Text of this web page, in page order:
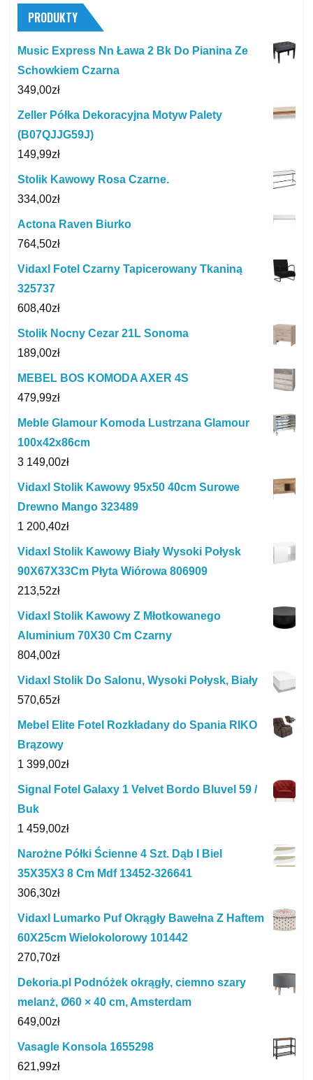
PRODUKTY
Music Express Nn Ława 2 Bk Do Pianina Ze
Schowkiem Czarna
349,00zł
Zeller Półka Dekoracyjna Motyw Palety
(B07QJJG59J)
149,99zł
Stolik Kawowy Rosa Czarne.
334,00zł
Actona Raven Biurko
764,50zł
Vidaxl Fotel Czarny Tapicerowany Tkaniną
325737
608,40zł
Stolik Nocny Cezar 21L Sonoma
189,00zł
MEBEL BOS KOMODA AXER 4S
479,99zł
Meble Glamour Komoda Lustrzana Glamour
100x42x86cm
3 149,00zł
Vidaxl Stolik Kawowy 95x50 40cm Surowe
Drewno Mango 323489
1 200,40zł
Vidaxl Stolik Kawowy Biały Wysoki Połysk
90X67X33Cm Płyta Wiórowa 806909
213,52zł
Vidaxl Stolik Kawowy Z Młotkowanego
Aluminium 70X30 Cm Czarny
804,00zł
Vidaxl Stolik Do Salonu, Wysoki Połysk, Biały
570,65zł
Mebel Elite Fotel Rozkładany do Spania RIKO
Brązowy
1 399,00zł
Signal Fotel Galaxy 1 Velvet Bordo Bluvel 59 /
Buk
1 459,00zł
Narożne Półki Ścienne 4 Szt. Dąb I Biel
35X35X3 8 Cm Mdf 13452-326641
306,30zł
Vidaxl Lumarko Puf Okrągły Bawełna Z Haftem
60X25cm Wielokolorowy 101442
270,70zł
Dekoria.pl Podnóżek okrągły, ciemno szary
melanż, Ø60 × 40 cm, Amsterdam
649,00zł
Vasagle Konsola 1655298
621,99zł